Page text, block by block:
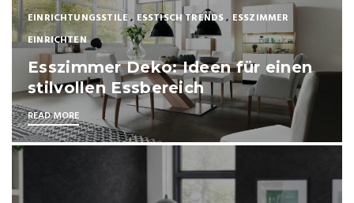
ALLGEMEIN
Keramik Tischplatte – das sind die
Vorteile von Keramiktischplatten
READ MORE